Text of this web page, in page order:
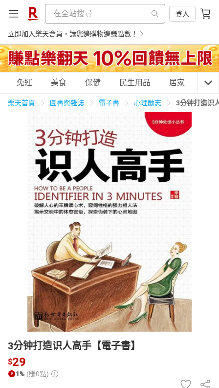
登入
立即加入樂天會員，讓您邊購物邊賺點數！
購物網分類
天天免運 美食蛋糕 民生用品
居家生活 3C家電 運動休閒 親子玩具
女裝 男裝 化妝保養
電子/紙本書
HOT
免運 美食 保健 民生用品 居家 3C
樂天首頁 圖書與雜誌 電子書 心理勵志 3分钟打造识
3分钟打造识人高手【電子書】
$29
1% (賺0點)